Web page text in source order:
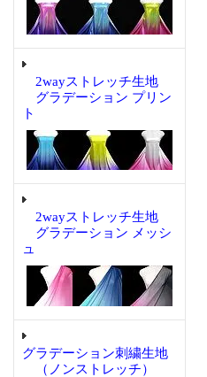
2wayストレッチ生地
グラデーション プリン
ト
2wayストレッチ生地
グラデーション メッシ
ュ
グラデーション刺繍生地
（ノンストレッチ）